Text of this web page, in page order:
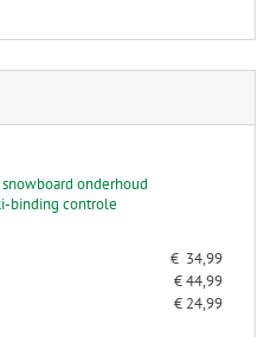
onderhoud
binding controle
€ 34,99
€ 44,99
€ 24,99